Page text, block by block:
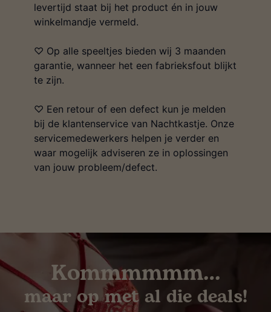
levertijd staat bij het product én in jouw
winkelmandje vermeld.
♡ Op alle speeltjes bieden wij 3 maanden
garantie, wanneer het een fabrieksfout blijkt
te zijn.
♡ Een retour of een defect kun je melden
bij de klantenservice van Nachtkastje. Onze
servicemedewerkers helpen je verder en
waar mogelijk adviseren ze in oplossingen
van jouw probleem/defect.
Kommmmmm…
maar op met al die deals!